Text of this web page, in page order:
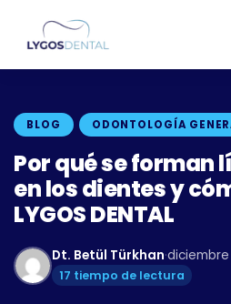
BLOG ODONTOLOGÍA
Por qué se forman
en los dientes y
LYGOS DENTAL
Dt. Betül Türkhan·diciembre
17 tiempo de lectura